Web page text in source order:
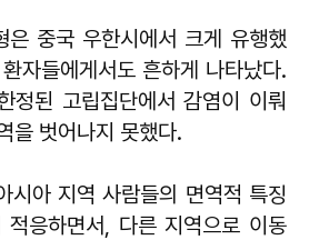
중국 우한시에서 크게 유행했
자들에게서도 흔하게 나타났다.
정된 고립집단에서 감염이 이뤄
을 벗어나지 못했다.
시아 지역 사람들의 면역적 특징
응하면서, 다른 지역으로 이동